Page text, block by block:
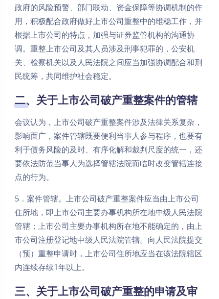
政府的风险预警、部门联动、资金保障等协调机制的作
用，积极配合政府做好上市公司重整中的维稳工作，并
根据上市公司的特点，加强与证券监管机构的沟通协
调。重整上市公司及其人员涉及刑事犯罪的，公安机
关、检察机关以及人民法院之间应当加强协调配合和刑
民统筹，共同维护社会稳定。
二、关于上市公司破产重整案件的管辖
会议认为，上市公司破产重整案件涉及法律关系复杂，
影响面广，案件管辖既要便利当事人参与程序，也要有
利于债务风险的及时、有序化解和裁判尺度的统一，还
要依法防范当事人为选择管辖法院而临时改变管辖连接
点的行为。
5．案件管辖。上市公司破产重整案件应当由上市公司
住所地，即上市公司主要办事机构所在地中级人民法院
管辖；上市公司主要办事机构所在地不能确定的，由上
市公司注册登记地中级人民法院管辖。向人民法院提交
（预）重整申请时，上市公司住所地应当在该法院辖区
内连续存续1年以上。
三、关于上市公司破产重整的申请及审